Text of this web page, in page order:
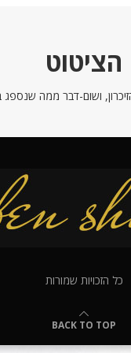
הציטוט
ושום-דבר ממה שנספג בו
כל הזכויות שמורות
BACK TO TOP